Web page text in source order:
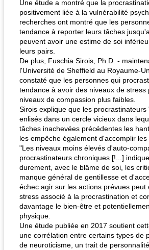
Une étude a montré que la
positivement liée à la vulnérabilité
recherches ont montré que les
tendance à reporter leurs tâches
peuvent avoir une estime de soi
leurs pairs.
De plus, Fuschia Sirois, Ph.D. -
l'Université de Sheffield au Royaume-
constaté que les personnes qui
tendance à avoir des niveaux de stress
niveaux de compassion plus faibles.
Sirois explique que les procrastinateurs
enlisés dans un cercle vicieux dans
tâches inachevées précédentes les
les empêche également d'accomplir
"Les niveaux moins élevés d'auto-
procrastinateurs chroniques [!...]
durement, avec le blâme de soi, les
manque général de gentillesse et
échec agir sur les actions prévues peut
stress associé à la procrastination et
davantage le bien-être et
physique.
Une étude publiée en 2017 soutient
une corrélation entre certains types de
de neuroticisme, un trait de